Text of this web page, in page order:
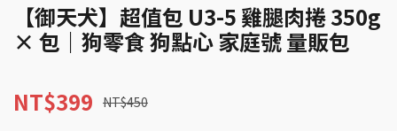
【御天犬】超值包 U3-5 雞腿肉捲 350g
× 包｜狗零食 狗點心 家庭號 量販包
NT$399 NT$450